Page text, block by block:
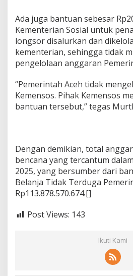
Ada juga bantuan sebesar
Kementerian Sosial untuk
longsor disalurkan dan
kementerian, sehingga tidak
pengelolaan anggaran
“Pemerintah Aceh tidak
Kemensos. Pihak Kemensos
bantuan tersebut,” tegas
Dengan demikian, total
bencana yang tercantum
2025, yang bersumber dari
Belanja Tidak Terduga
Rp113.878.570.674.[]
Post Views: 143
Ikuti Kami